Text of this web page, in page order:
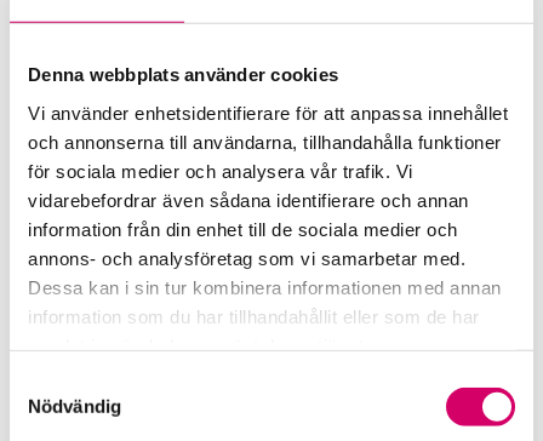
Denna webbplats använder cookies
Vi använder enhetsidentifierare för att anpassa innehållet
och annonserna till användarna, tillhandahålla funktioner
för sociala medier och analysera vår trafik. Vi
vidarebefordrar även sådana identifierare och annan
information från din enhet till de sociala medier och
annons- och analysföretag som vi samarbetar med.
Dessa kan i sin tur kombinera informationen med annan
information som du har tillhandahållit eller som de har
Nödvändig
Påverkansarbete
Remisser
Samverkan med myndigheter och organisationer
Srf Fokusrapport 2024 – insikter för hållbart
företagande
Våra nyhetskanaler
Srf Nyhetsbevakning